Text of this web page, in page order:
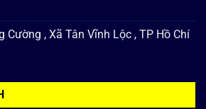
Cường , Xã Tân Vĩnh Lộc , TP Hồ Chí